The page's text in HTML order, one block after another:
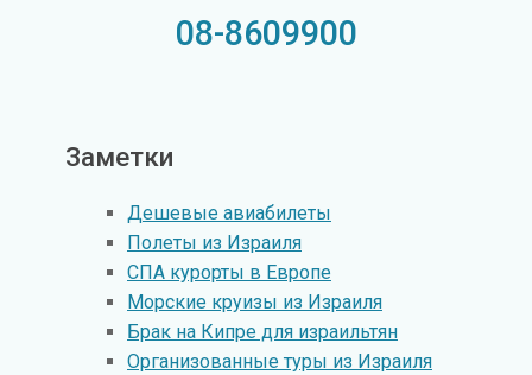
08-8609900
Заметки
Дешевые авиабилеты
Полеты из Израиля
СПА курорты в Европе
Морские круизы из Израиля
Брак на Кипре для израильтян
Организованные туры из Израиля